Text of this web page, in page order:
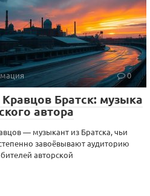
0
Братск: музыка
автора
— музыкант из Братска, чьи
завоёвывают аудиторию
авторской